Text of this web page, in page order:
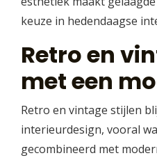
keuze in hedendaagse
Retro en
met een
Retro en vintage stijlen
interieurdesign, vooral
gecombineerd met